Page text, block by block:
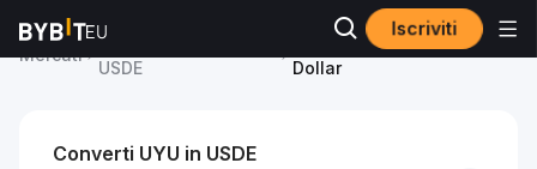
Iscriviti
Mercati
Prezzo Energi Dollar
USDE
Peso uruguaiano to Energi
Dollar
Converti UYU in USDE